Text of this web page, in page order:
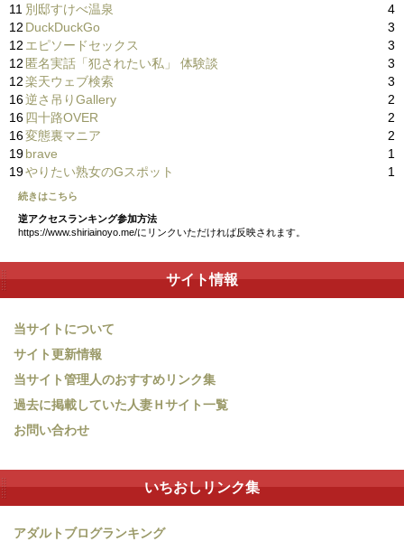
11 別邸すけべ温泉
4
12 DuckDuckGo
3
12 エピソードセックス
3
12 匿名実話「犯されたい私」 体験談
3
12楽天ウェブ検索
3
16逆さ吊りGallery
2
16四十路OVER
2
16変態裏マニア
2
19brave
1
19やりたい熟女のGスポット 1
続きはこちら
逆アクセスランキング参加方法
https://www.shiriainoyo.me/にリンクいただければ反映されます。
サイト情報
当サイトについて
サイト更新情報
当サイト管理人のおすすめリンク集
過去に掲載していた人妻Ｈサイト一覧
お問い合わせ
いちおしリンク集
アダルトブログランキング